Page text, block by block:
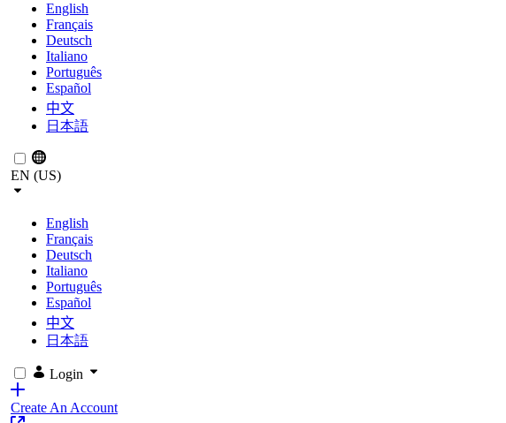
English
Français
Deutsch
Italiano
Português
Español
中文
日本語
EN (US)
English
Français
Deutsch
Italiano
Português
Español
中文
日本語
Login
Create An Account